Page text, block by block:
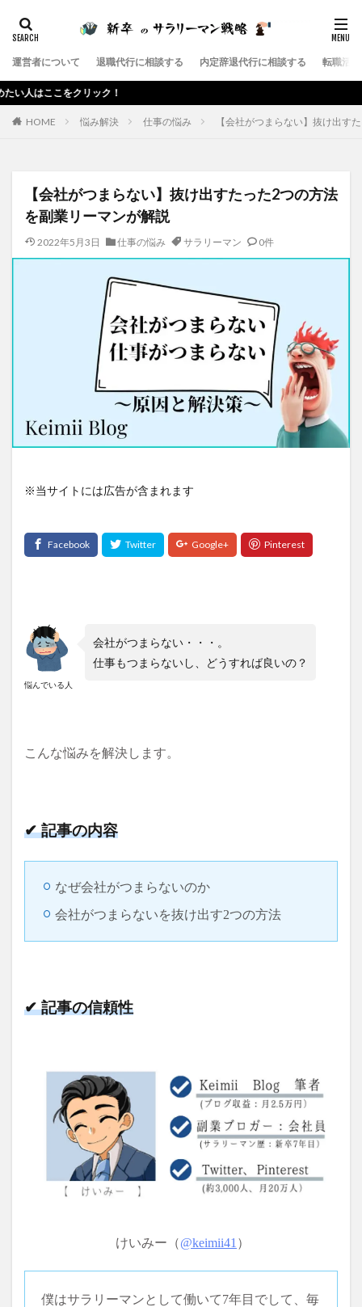
運営者について 退職代行に相談する 内定辞退代行に相談する 転職活
リック！
HOME 悩み解決 仕事の悩み 【会社がつまらない】抜け出す
【会社がつまらない】抜け出すたった2つの方法
を副業リーマンが解説
2022年5月3日 仕事の悩み サラリーマン 0件
※当サイトには広告が含まれます
悩んでいる人
会社がつまらない・・・。
仕事もつまらないし、どうすれば良いの？
こんな悩みを解決します。
✔ 記事の内容
なぜ会社がつまらないのか
会社がつまらないを抜け出す2つの方法
✔ 記事の信頼性
けいみー（@keimii41 ）
僕はサラリーマンとして働いて7年目でして、毎
タグ
サラリーマン 第二新卒
退職代行サービス
退職代行SARABA
退職代行 退職
辞めたい
内定辞退代行
内定辞退 会社 仕事
上司
高卒